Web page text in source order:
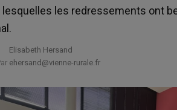
les redressements ont
Elisabeth Hersand
ehersand@vienne-rurale.fr